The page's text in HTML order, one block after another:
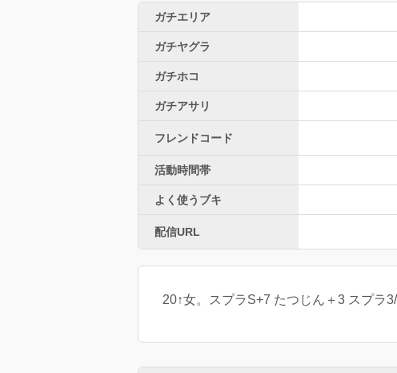
ガチエリア
ガチヤグラ
ガチホコ
ガチアサリ
フレンドコード
活動時間帯
よく使うブキ
配信URL
20↑女。スプラS+7 たつじん＋3 スプラ